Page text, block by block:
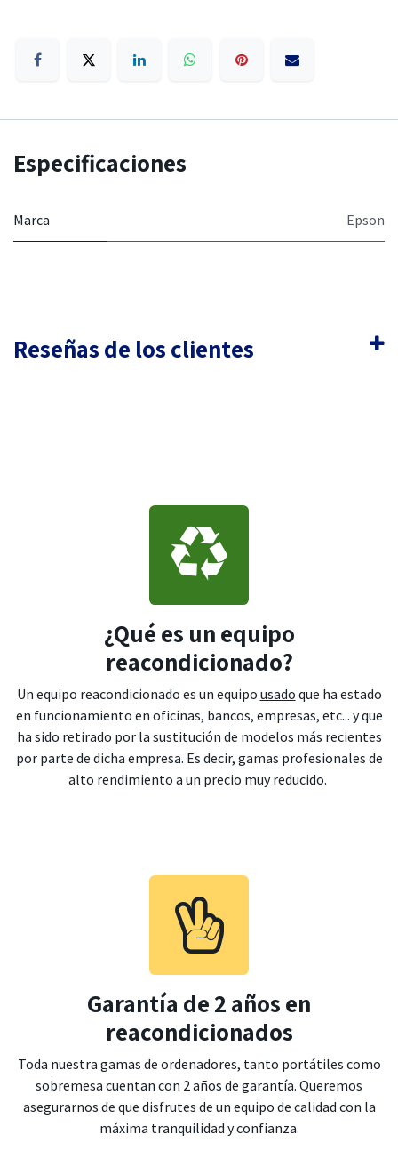
Especificaciones
Marca Epson
Reseñas de los clientes
¿Qué es un equipo
reacondicionado?
Un equipo reacondicionado es un equipo usado que ha estado
en funcionamiento en oficinas, bancos, empresas, etc... y que
ha sido retirado por la sustitución de modelos más recientes
por parte de dicha empresa. Es decir, gamas profesionales de
alto rendimiento a un precio muy reducido.
Garantía de 2 años en
reacondicionados
Toda nuestra gamas de ordenadores, tanto portátiles como
sobremesa cuentan con 2 años de garantía. Queremos
asegurarnos de que disfrutes de un equipo de calidad con la
máxima tranquilidad y confianza.